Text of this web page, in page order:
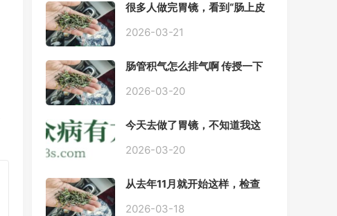
很多人做完胃镜，看到“肠上皮
己上网查又吓睡不着，到底严
2026-03-21
肠管积气怎么排气啊 传授一下
2026-03-20
今天去做了胃镜，不知道我这
2026-03-20
从去年11月就开始这样，检查
是轻微的胃炎，胃不疼，但是
2026-03-18